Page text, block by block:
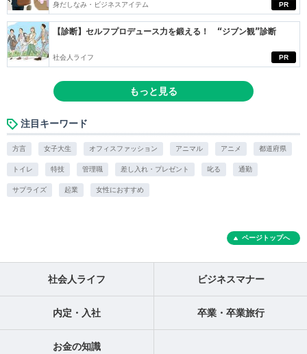
PR
身だしなみ・ビジネスアイテム
PR
【診断】セルフプロデュース力を鍛える！ “ジブン観”診断
社会人ライフ
もっと見る
注目キーワード
方言 女子大生 オフィスファッション アニマル アニメ 都道府県
トイレ 特技 管理職 差し入れ・プレゼント 叱る 通勤
サプライズ 起業 女性におすすめ
ページトップへ
社会人ライフ ビジネスマナー
内定・入社 卒業・卒業旅行
お金の知識